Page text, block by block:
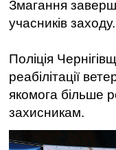
Змагання
учасників заходу.
Поліція
реабілітації
якомога більше
захисникам.